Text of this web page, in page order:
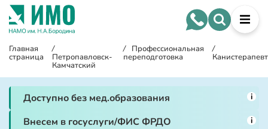
Главная
страница
/
Петропавловск-
Камчатский
/ Профессиональная
переподготовка
/
Канистерапевт
Доступно без мед.образования i
Внесем в госуслуги/ФИС ФРДО i